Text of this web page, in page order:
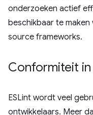
onderzoeken actief
beschikbaar te
source frameworks.
Conformiteit
ESLint wordt veel
ontwikkelaars. Meer